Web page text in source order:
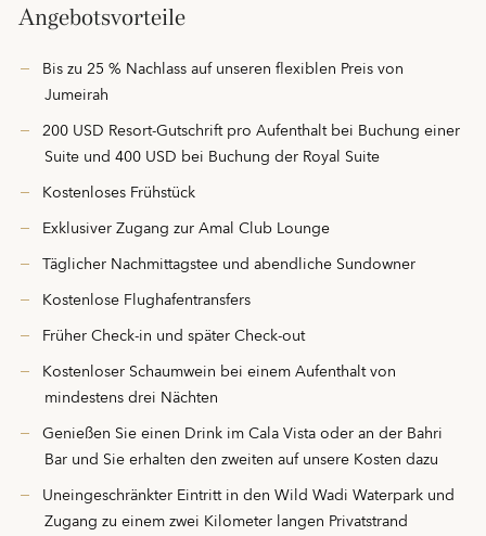
Angebotsvorteile
Bis zu 25 % Nachlass auf unseren flexiblen Preis von
Jumeirah
200 USD Resort-Gutschrift pro Aufenthalt bei Buchung einer
Suite und 400 USD bei Buchung der Royal Suite
Kostenloses Frühstück
Exklusiver Zugang zur Amal Club Lounge
Täglicher Nachmittagstee und abendliche Sundowner
Kostenlose Flughafentransfers
Früher Check-in und später Check-out
Kostenloser Schaumwein bei einem Aufenthalt von
mindestens drei Nächten
Genießen Sie einen Drink im Cala Vista oder an der Bahri
Bar und Sie erhalten den zweiten auf unsere Kosten dazu
Uneingeschränkter Eintritt in den Wild Wadi Waterpark und
Zugang zu einem zwei Kilometer langen Privatstrand